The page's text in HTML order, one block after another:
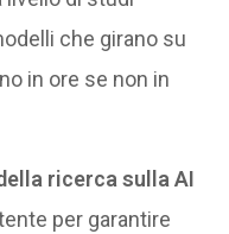
che girano su
in ore se non in
ricerca sulla AI
per garantire